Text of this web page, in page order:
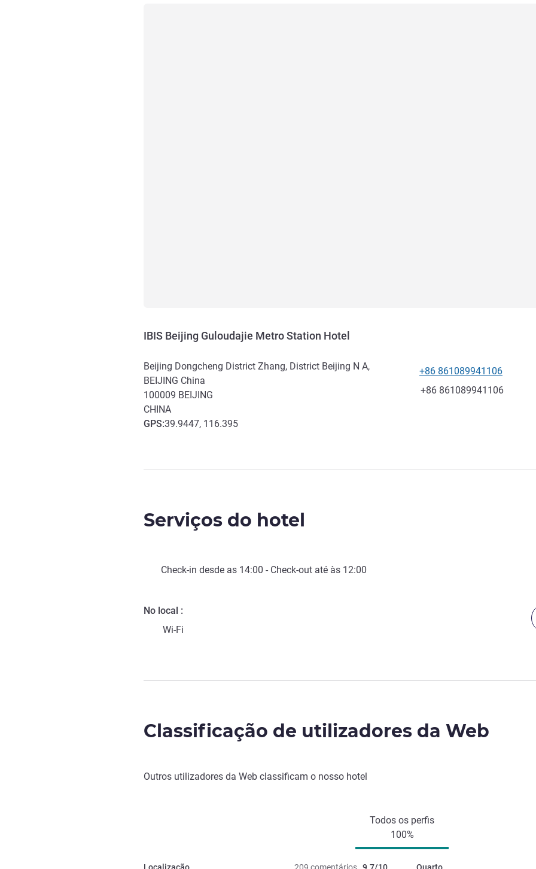
IBIS Beijing Guloudajie Metro Station Hotel
Beijing Dongcheng District Zhang, District Beijing N A,
BEIJING China
100009 BEIJING
CHINA
GPS:39.9447, 116.395
Telefone
+86 861089941106
Fax
+86 861089941106
Serviços do hotel
Check-in desde as 14:00 - Check-out até às 12:00
No local
Wi-Fi
Classificação de utilizadores da Web
Outros utilizadores da Web classificam o nosso hotel
Todos os perfis
100%